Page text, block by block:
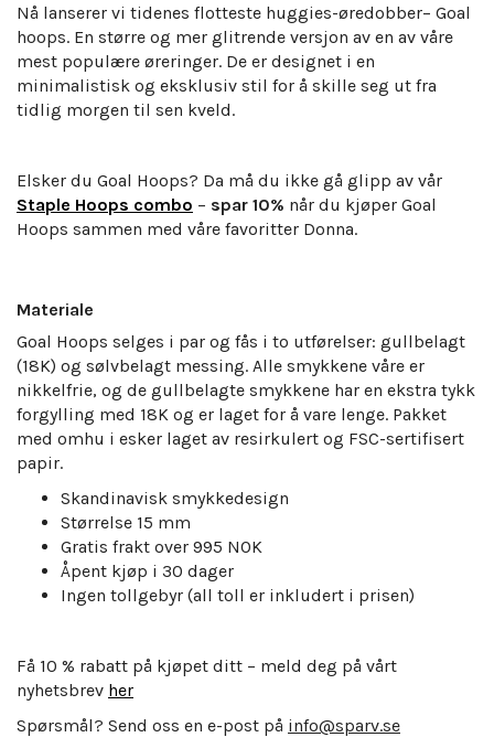
Nå lanserer vi tidenes flotteste huggies-øredobber– Goal
hoops. En større og mer glitrende versjon av en av våre
mest populære øreringer. De er designet i en
minimalistisk og eksklusiv stil for å skille seg ut fra
tidlig morgen til sen kveld.
Elsker du Goal Hoops? Da må du ikke gå glipp av vår
Staple Hoops combo – spar 10% når du kjøper Goal
Hoops sammen med våre favoritter Donna.
Materiale
Goal Hoops selges i par og fås i to utførelser: gullbelagt
(18K) og sølvbelagt messing. Alle smykkene våre er
nikkelfrie, og de gullbelagte smykkene har en ekstra tykk
forgylling med 18K og er laget for å vare lenge. Pakket
med omhu i esker laget av resirkulert og FSC-sertifisert
papir.
Skandinavisk smykkedesign
Størrelse 15 mm
Gratis frakt over 995 NOK
Åpent kjøp i 30 dager
Ingen tollgebyr (all toll er inkludert i prisen)
Få 10 % rabatt på kjøpet ditt – meld deg på vårt
nyhetsbrev her
Spørsmål? Send oss en e-post på info@sparv.se